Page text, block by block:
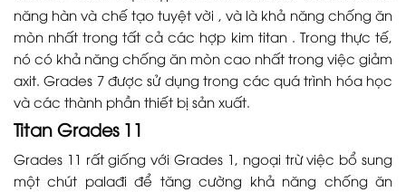
năng hàn và chế tạo tuyệt vời , và là khả năng chống ăn
mòn nhất trong tất cả các hợp kim titan . Trong thực tế,
nó có khả năng chống ăn mòn cao nhất trong việc giảm
axit. Grades 7 được sử dụng trong các quá trình hóa học
và các thành phần thiết bị sản xuất.
Titan Grades 11
Grades 11 rất giống với Grades 1, ngoại trừ việc bổ sung
một chút palađi để tăng cường khả năng chống ăn